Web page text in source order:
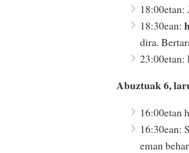
18:00etan:
18:30ean:
dira.
23:00etan:
Abuztuak 6,
16:00etan
16:30ean:
eman